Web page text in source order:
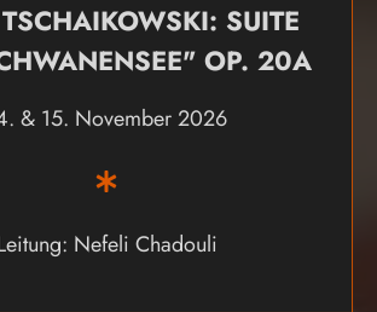
TSCHAIKOWSKI: SUITE
OP. 20A
& 15. November 2026
Nefeli Chadouli